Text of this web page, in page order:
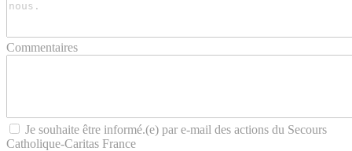
Commentaires
Je souhaite être informé.(e) par e-mail des actions du Secours
Catholique-Caritas France